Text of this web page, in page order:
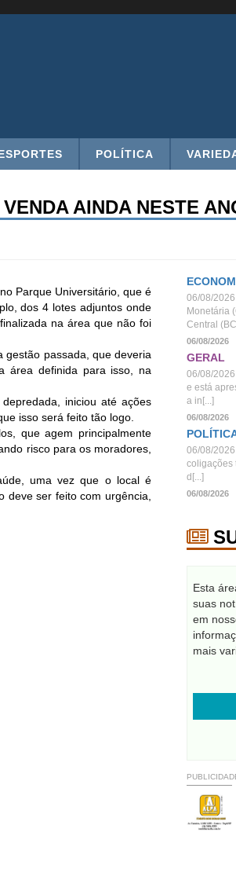
POLÍTICA
AINDA NESTE
Parque Universitário, que é
dos 4 lotes adjuntos onde
na área que não foi
gestão passada, que deveria
área definida para isso, na
iniciou até ações
isso será feito tão logo.
que agem principalmente
risco para os moradores,
uma vez que o local é
deve ser feito com urgência,
06/08/
Monetária
Central
06/08/2026
GERAL
06/08/
e está
a in[...]
06/08/2026
06/08/
coligações
d[...]
06/08/2026
Esta
suas
em
mais